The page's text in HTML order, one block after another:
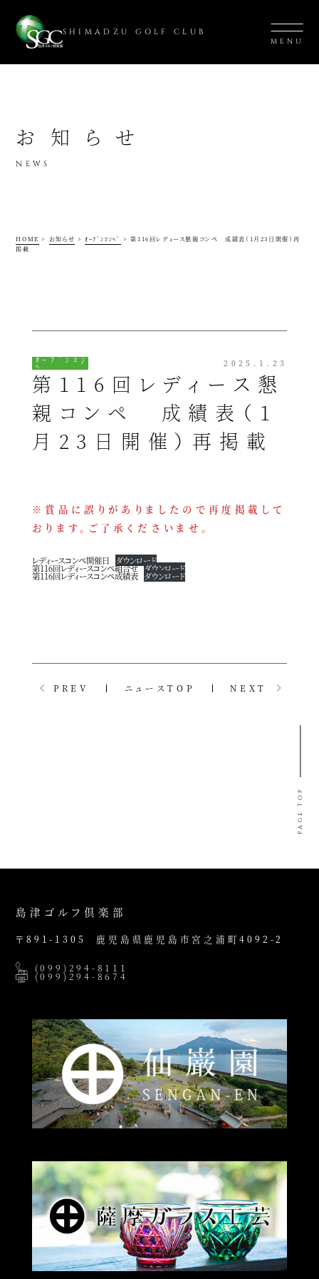
SHIMADZU GOLF CLUB
MENU
お知らせ
NEWS
HOME > お知らせ > ｵｰﾌﾟﾝｺﾝﾍﾟ >第116回レディース懇親コンペ 成績表（1月23日開催）再
掲載
ｵｰﾌﾟﾝｺﾝ
ﾍﾟ
第116回レディース懇
親コンペ 成績表（1
月23日開催）再掲載
2025.1.23
※賞品に誤りがありましたので再度掲載して
おります。ご了承くださいませ。
レディースコンペ開催日 ダウンロード
第116回レディースコンペ組合せ ダウンロード
第116回レディースコンペ成績表 ダウンロード
PREV ニュースTOP NEXT
PAGE TOP
島津ゴルフ倶楽部
〒891-1305 鹿児島県鹿児島市宮之浦町4092-2
(099)294-8111
(099)294-8674